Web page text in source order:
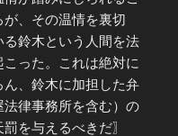
、その温情を裏切
る鈴木という人間を法
った。これは絶対に
、鈴木に加担した弁
律事務所を含む）の
を与えるべきだ〗